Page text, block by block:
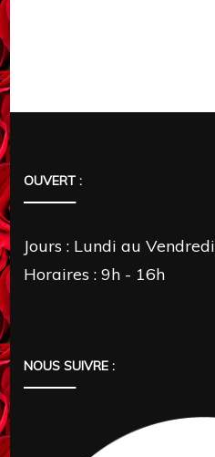
OUVERT :
Jours : Lundi au Vendredi
Horaires : 9h - 16h
NOUS SUIVRE :